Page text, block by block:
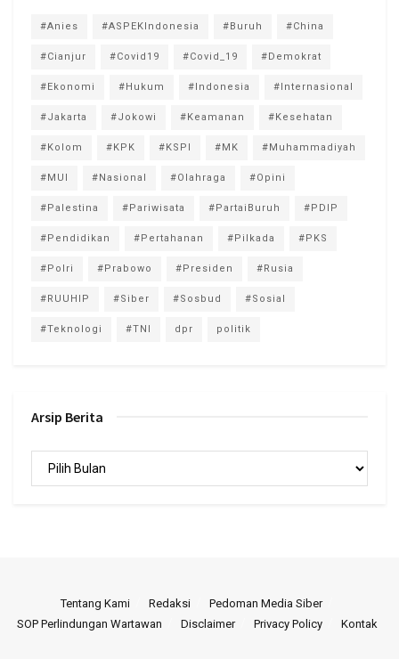
#Anies #ASPEKIndonesia #Buruh #China
#Cianjur #Covid19 #Covid_19 #Demokrat
#Ekonomi #Hukum #Indonesia #Internasional
#Jakarta #Jokowi #Keamanan #Kesehatan
#Kolom #KPK #KSPI #MK #Muhammadiyah
#MUI #Nasional #Olahraga #Opini
#Palestina #Pariwisata #PartaiBuruh #PDIP
#Pendidikan #Pertahanan #Pilkada #PKS
#Polri #Prabowo #Presiden #Rusia
#RUUHIP #Siber #Sosbud #Sosial
#Teknologi #TNI dpr politik
Arsip Berita
Tentang Kami Redaksi
Pedoman Media Siber
SOP Perlindungan Wartawan
Disclaimer Privacy Policy Kontak